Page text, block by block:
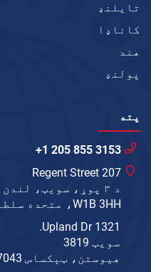
تایلنډ
کاناډا
هند
پولنډ
پته
+1 205 855 3153
207 Regent Street
د ۳ پوړ، سویټ، لندن
W1B 3HH، متحده سلطنت
1321 Upland Dr.
سویټ 3819
هیوستن، ټېکساس 77043، متحده ایالات